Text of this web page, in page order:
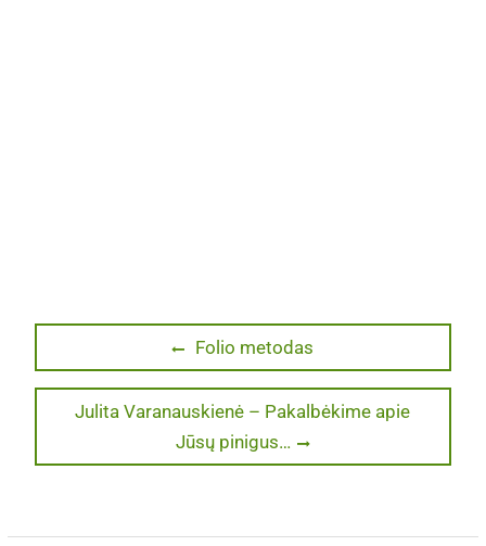
tarp
įrašų
Previous
post:
Folio metodas
Next
Julita Varanauskienė – Pakalbėkime apie
Jūsų pinigus…